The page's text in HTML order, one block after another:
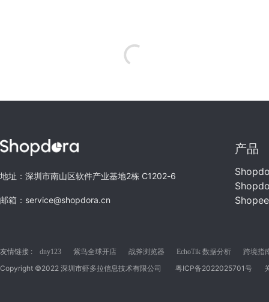
地址：深圳市南山区软件产业基地2栋 C1202-6
邮箱：service@shopdora.cn
产品
友情链接 : dny123 紫鸟全球开店 战斧浏览器 EchoTik 数据分析 跨境指
Copyright ©2022 深圳市虾多拉信息技术有限公司 粤ICP备2022025701号